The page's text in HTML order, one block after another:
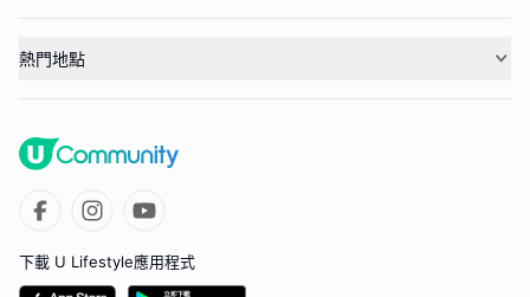
熱門地點
下載 U Lifestyle應用程式